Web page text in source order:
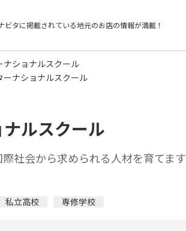
ビタに掲載されている地元のお店の情報が満載！
ナショナルスクール
ーナショナルスクール
ルスクール
社会から求められる人材を育てます
私立高校 専修学校